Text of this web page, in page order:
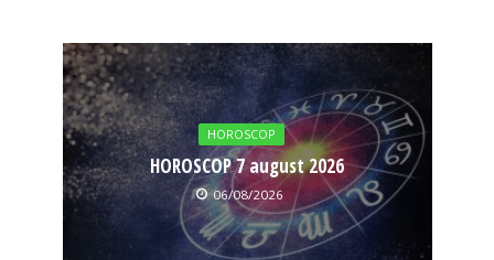
HOROSCOP
HOROSCOP 7 august 2026
06/08/2026